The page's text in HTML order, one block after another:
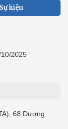
Sự kiện
2025
68 Dương